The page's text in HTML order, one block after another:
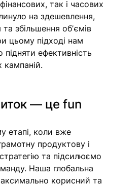
так і часових
на здешевлення,
збільшення обʼємів
цьому підході нам
підняти ефективність
кампаній.
— це fun
етапі, коли вже
продуктову і
та підсилюємо
Наша глобальна
корисний та